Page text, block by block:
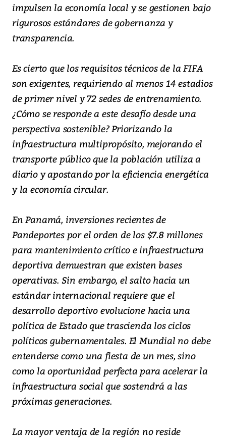
impulsen la economía local y se gestionen bajo
rigurosos estándares de gobernanza y
transparencia.
Es cierto que los requisitos técnicos de la FIFA
son exigentes, requiriendo al menos 14 estadios
de primer nivel y 72 sedes de entrenamiento.
¿Cómo se responde a este desafío desde una
perspectiva sostenible? Priorizando la
infraestructura multipropósito, mejorando el
transporte público que la población utiliza a
diario y apostando por la eficiencia energética
y la economía circular.
En Panamá, inversiones recientes de
Pandeportes por el orden de los $7.8 millones
para mantenimiento crítico e infraestructura
deportiva demuestran que existen bases
operativas. Sin embargo, el salto hacia un
estándar internacional requiere que el
desarrollo deportivo evolucione hacia una
política de Estado que trascienda los ciclos
políticos gubernamentales. El Mundial no debe
entenderse como una fiesta de un mes, sino
como la oportunidad perfecta para acelerar la
infraestructura social que sostendrá a las
próximas generaciones.
La mayor ventaja de la región no reside